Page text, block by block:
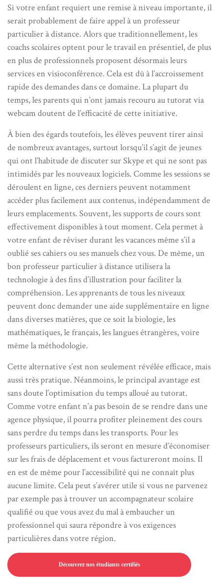
Si votre enfant requiert une remise à niveau importante, il
serait probablement de faire appel à un professeur
particulier à distance. Alors que traditionnellement, les
coachs scolaires optent pour le travail en présentiel, de plus
en plus de professionnels proposent désormais leurs
services en visioconférence. Cela est dû à l’accroissement
rapide des demandes dans ce domaine. La plupart du
temps, les parents qui n’ont jamais recouru au tutorat via
webcam doutent de l’efficacité de cette initiative.
À bien des égards toutefois, les élèves peuvent tirer ainsi
de nombreux avantages, surtout lorsqu’il s’agit de jeunes
qui ont l’habitude de discuter sur Skype et qui ne sont pas
intimidés par les nouveaux logiciels. Comme les sessions se
déroulent en ligne, ces derniers peuvent notamment
accéder plus facilement aux contenus, indépendamment de
leurs emplacements. Souvent, les supports de cours sont
effectivement disponibles à tout moment. Cela permet à
votre enfant de réviser durant les vacances même s’il a
oublié ses cahiers ou ses manuels chez vous. De même, un
bon professeur particulier à distance utilisera la
technologie à des fins d’illustration pour faciliter la
compréhension. Les apprenants de tous les niveaux
peuvent donc demander une aide supplémentaire en ligne
dans diverses matières, que ce soit la biologie, les
mathématiques, le français, les langues étrangères, voire
même la méthodologie.
Cette alternative s’est non seulement révélée efficace, mais
aussi très pratique. Néanmoins, le principal avantage est
sans doute l’optimisation du temps alloué au tutorat.
Comme votre enfant n’a pas besoin de se rendre dans une
agence physique, il pourra profiter pleinement des cours
sans perdre du temps dans les transports. Pour les
professeurs particuliers, ils seront en mesure d’économiser
sur les frais de déplacement et vous factureront moins. Il
en est de même pour l’accessibilité qui ne connaît plus
aucune limite. Cela peut s’avérer utile si vous ne parvenez
par exemple pas à trouver un accompagnateur scolaire
qualifié ou que vous avez du mal à embaucher un
professionnel qui saura répondre à vos exigences
particulières dans votre région.
Découvrez nos étudiants certifiés